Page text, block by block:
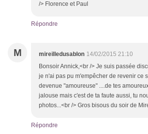
/> Florence et Paul
Répondre
M mireilledusablon 14/02/2015 21:10
Bonsoir Annick,<br /> Je suis passée
je n'ai pas pu m'empêcher de revenir ce
devenue "amoureuse" ....de tes
jalouse mais c'est de ta faute aussi, tu
photos...<br /> Gros bisous du soir de
Répondre